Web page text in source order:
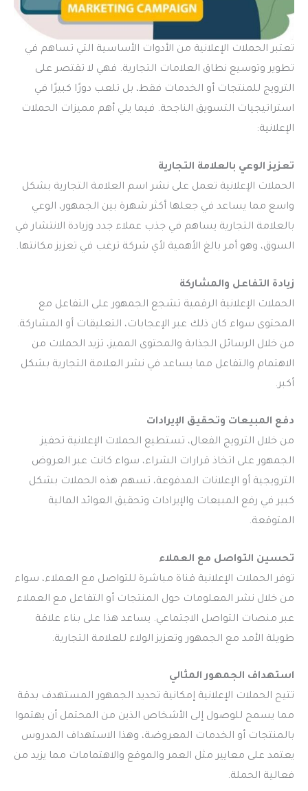
تعتبر الحملات الإعلانية من الأدوات الأساسية التي تساهم في
تطوير وتوسيع نطاق العلامات التجارية. فهي لا تقتصر على
الترويج للمنتجات أو الخدمات فقط، بل تلعب دورًا كبيرًا في
استراتيجيات التسويق الناجحة. فيما يلي أهم مميزات الحملات
الإعلانية:
تعزيز الوعي بالعلامة التجارية
الحملات الإعلانية تعمل على نشر اسم العلامة التجارية بشكل
واسع مما يساعد في جعلها أكثر شهرة بين الجمهور، الوعي
بالعلامة التجارية يساهم في جذب عملاء جدد وزيادة الانتشار في
السوق، وهو أمر بالغ الأهمية لأي شركة ترغب في تعزيز مكانتها.
زيادة التفاعل والمشاركة
الحملات الإعلانية الرقمية تشجع الجمهور على التفاعل مع
المحتوى سواء كان ذلك عبر الإعجابات، التعليقات أو المشاركة.
من خلال الرسائل الجذابة والمحتوى المميز، تزيد الحملات من
الاهتمام والتفاعل مما يساعد في نشر العلامة التجارية بشكل
أكبر.
دفع المبيعات وتحقيق الإيرادات
من خلال الترويج الفعال، تستطيع الحملات الإعلانية تحفيز
الجمهور على اتخاذ قرارات الشراء، سواء كانت عبر العروض
الترويجية أو الإعلانات المدفوعة، تسهم هذه الحملات بشكل
كبير في رفع المبيعات والإيرادات وتحقيق العوائد المالية
المتوقعة.
تحسين التواصل مع العملاء
توفر الحملات الإعلانية قناة مباشرة للتواصل مع العملاء، سواء
من خلال نشر المعلومات حول المنتجات أو التفاعل مع العملاء
عبر منصات التواصل الاجتماعي. يساعد هذا على بناء علاقة
طويلة الأمد مع الجمهور وتعزيز الولاء للعلامة التجارية.
استهداف الجمهور المثالي
تتيح الحملات الإعلانية إمكانية تحديد الجمهور المستهدف بدقة
مما يسمح للوصول إلى الأشخاص الذين من المحتمل أن يهتموا
بالمنتجات أو الخدمات المعروضة، وهذا الاستهداف المدروس
يعتمد على معايير مثل العمر والموقع والاهتمامات مما يزيد من
فعالية الحملة.